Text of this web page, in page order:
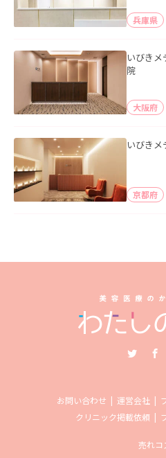
兵庫県
いびき
院
大阪府
いびき
京都府
お問い合わせ 運営会社
クリニック掲載依頼
売れコ